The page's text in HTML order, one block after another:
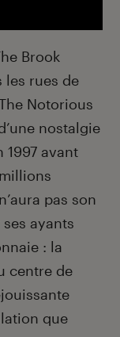
Brook
les rues de
Notorious
nostalgie
1997 avant
pas son
ayants
: la
centre de
que